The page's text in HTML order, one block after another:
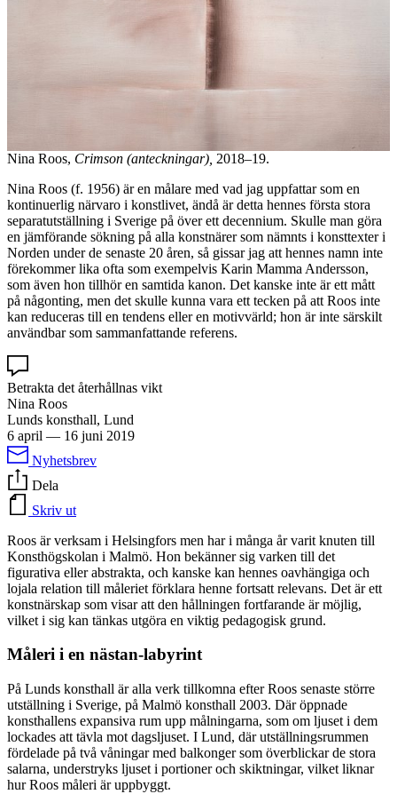
Nina Roos, Crimson (anteckningar), 2018–19.
Nina Roos (f. 1956) är en målare med vad jag uppfattar som en
kontinuerlig närvaro i konstlivet, ändå är detta hennes första stora
separatutställning i Sverige på över ett decennium. Skulle man göra
en jämförande sökning på alla konstnärer som nämnts i konsttexter i
Norden under de senaste 20 åren, så gissar jag att hennes namn inte
förekommer lika ofta som exempelvis Karin Mamma Andersson,
som även hon tillhör en samtida kanon. Det kanske inte är ett mått
på någonting, men det skulle kunna vara ett tecken på att Roos inte
kan reduceras till en tendens eller en motivvärld; hon är inte särskilt
användbar som sammanfattande referens.
Betrakta det återhållnas vikt
Nina Roos
Lunds konsthall, Lund
6 april — 16 juni 2019
Nyhetsbrev
Dela
Skriv ut
Roos är verksam i Helsingfors men har i många år varit knuten till
Konsthögskolan i Malmö. Hon bekänner sig varken till det
figurativa eller abstrakta, och kanske kan hennes oavhängiga och
lojala relation till måleriet förklara henne fortsatt relevans. Det är ett
konstnärskap som visar att den hållningen fortfarande är möjlig,
vilket i sig kan tänkas utgöra en viktig pedagogisk grund.
Måleri i en nästan-labyrint
På Lunds konsthall är alla verk tillkomna efter Roos senaste större
utställning i Sverige, på Malmö konsthall 2003. Där öppnade
konsthallens expansiva rum upp målningarna, som om ljuset i dem
lockades att tävla mot dagsljuset. I Lund, där utställningsrummen
fördelade på två våningar med balkonger som överblickar de stora
salarna, understryks ljuset i portioner och skiktningar, vilket liknar
hur Roos måleri är uppbyggt.